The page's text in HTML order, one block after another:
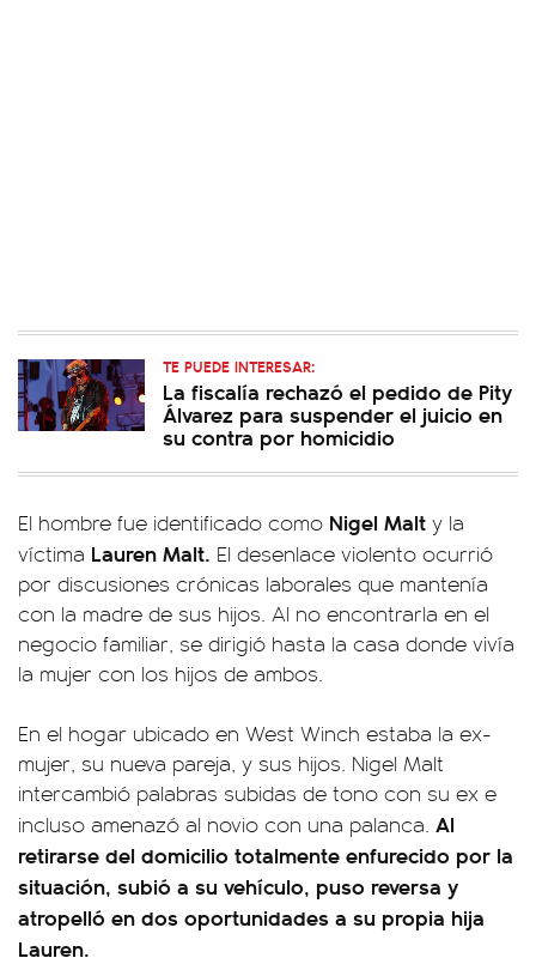
TE PUEDE INTERESAR:
La fiscalía rechazó el pedido de Pity
Álvarez para suspender el juicio en
su contra por homicidio
El hombre fue identificado como Nigel Malt y la
víctima Lauren Malt. El desenlace violento ocurrió
por discusiones crónicas laborales que mantenía
con la madre de sus hijos. Al no encontrarla en el
negocio familiar, se dirigió hasta la casa donde vivía
la mujer con los hijos de ambos.
En el hogar ubicado en West Winch estaba la ex-
mujer, su nueva pareja, y sus hijos. Nigel Malt
intercambió palabras subidas de tono con su ex e
incluso amenazó al novio con una palanca. Al
retirarse del domicilio totalmente enfurecido por la
situación, subió a su vehículo, puso reversa y
atropelló en dos oportunidades a su propia hija
Lauren.